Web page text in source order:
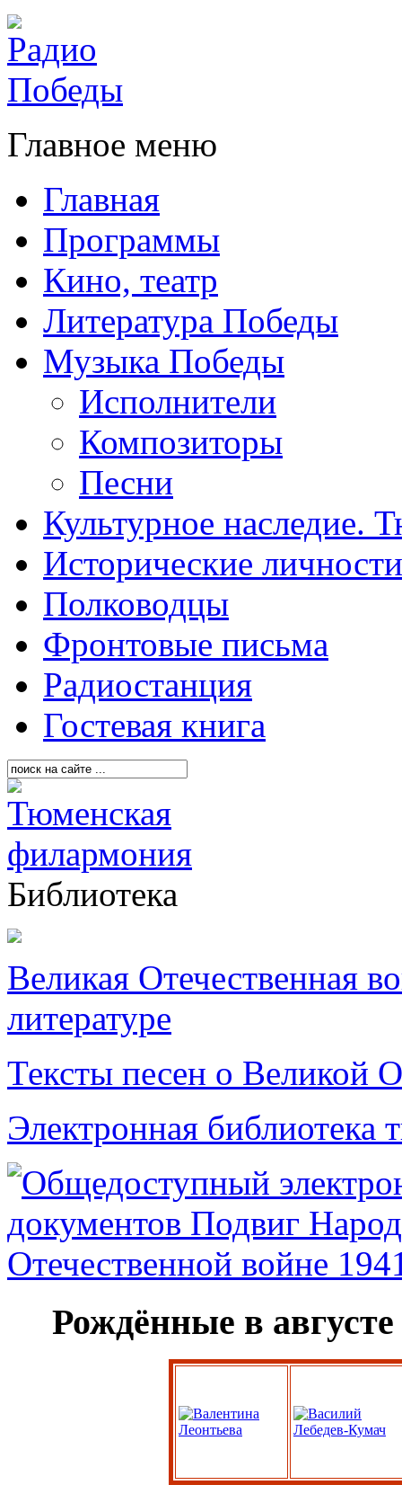
Главное меню
Главная
Программы
Кино, театр
Литература Победы
Музыка Победы
Исполнители
Композиторы
Песни
Культурное наследие.
Исторические личности
Полководцы
Фронтовые письма
Радиостанция
Гостевая книга
Библиотека
Великая Отечественная
литературе
Тексты песен о Великой
Электронная библиотека
Рождённые в августе